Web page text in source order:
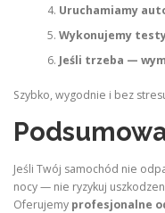
Uruchamiamy
Wykonujemy
Jeśli trzeba —
Szybko, wygodnie i bez
Jeśli Twój samochód nie
nocy — nie ryzykuj
Oferujemy profesjonalne